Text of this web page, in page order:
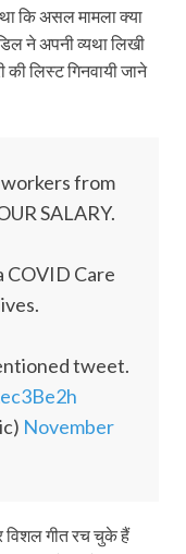
कि असल मामला क्‍या
ने अपनी व्‍यथा लिखी
की लिस्‍ट गिनवायी जाने
from
SALARY.
COVID Care
tweet.
November
गीत रच चुके हैं